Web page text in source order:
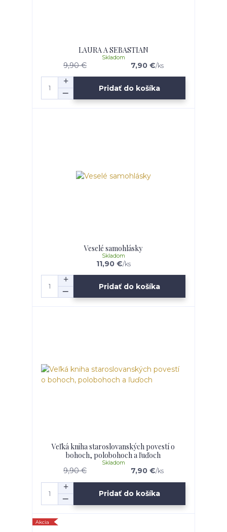
LAURA A SEBASTIAN
9,90 € 7,90 €/ks
Skladom
Pridať do košíka
Veselé samohlásky
11,90 €/ks
Skladom
Pridať do košíka
Veľká kniha staroslovanských povestí o
bohoch, polobohoch a ľuďoch
9,90 € 7,90 €/ks
Skladom
Pridať do košíka
Akcia